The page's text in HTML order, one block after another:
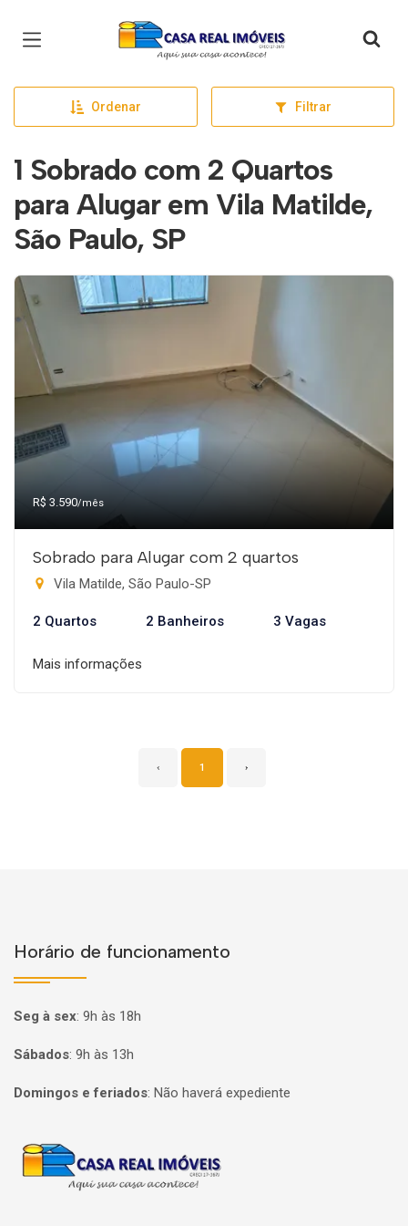
Página inicial
Ordenar Filtrar
1 Sobrado com 2 Quartos
para Alugar em Vila Matilde,
São Paulo, SP
R$ 3.590/mês
Sobrado para Alugar com 2 quartos
Vila Matilde, São Paulo-SP
2 Quartos 2 Banheiros 3 Vagas
Mais informações
‹ 1 ›
Horário de funcionamento
Seg à sex: 9h às 18h
Sábados: 9h às 13h
Domingos e feriados: Não haverá expediente
Página inicial